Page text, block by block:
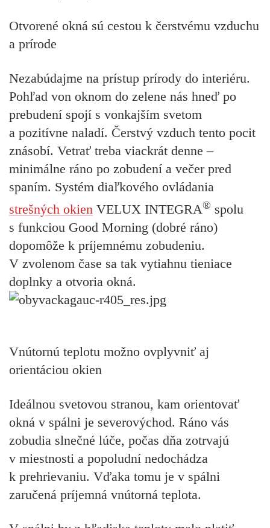
Otvorené okná sú cestou k čerstvému vzduchu
a prírode
Nezabúdajme na prístup prírody do interiéru.
Pohľad von oknom do zelene nás hneď po
prebudení spojí s vonkajším svetom
a pozitívne naladí. Čerstvý vzduch tento pocit
znásobí. Vetrať treba viackrát denne –
minimálne ráno po zobudení a večer pred
spaním. Systém diaľkového ovládania
strešných okien VELUX INTEGRA® spolu
s funkciou Good Morning (dobré ráno)
dopomôže k príjemnému zobudeniu.
V zvolenom čase sa tak vytiahnu tieniace
doplnky a otvoria okná.
Vnútornú teplotu možno ovplyvniť aj
orientáciou okien
Ideálnou svetovou stranou, kam orientovať
okná v spálni je severovýchod. Ráno vás
zobudia slnečné lúče, počas dňa zotrvajú
v miestnosti a popoludní nedochádza
k prehrievaniu. Vďaka tomu je v spálni
zaručená príjemná vnútorná teplota.